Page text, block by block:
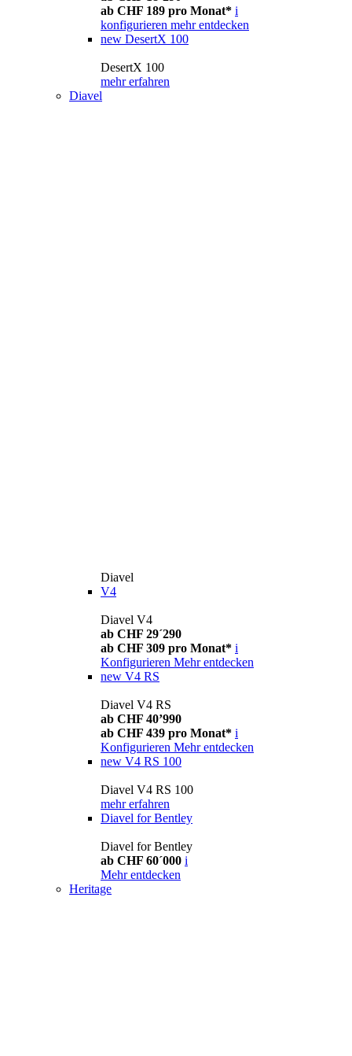
ab CHF 189 pro Monat* i
konfigurieren mehr entdecken
new DesertX 100
DesertX 100
mehr erfahren
Diavel
Diavel
V4
Diavel V4
ab CHF 29´290
ab CHF 309 pro Monat* i
Konfigurieren Mehr entdecken
new V4 RS
Diavel V4 RS
ab CHF 40’990
ab CHF 439 pro Monat* i
Konfigurieren Mehr entdecken
new V4 RS 100
Diavel V4 RS 100
mehr erfahren
Diavel for Bentley
Diavel for Bentley
ab CHF 60´000 i
Mehr entdecken
Heritage